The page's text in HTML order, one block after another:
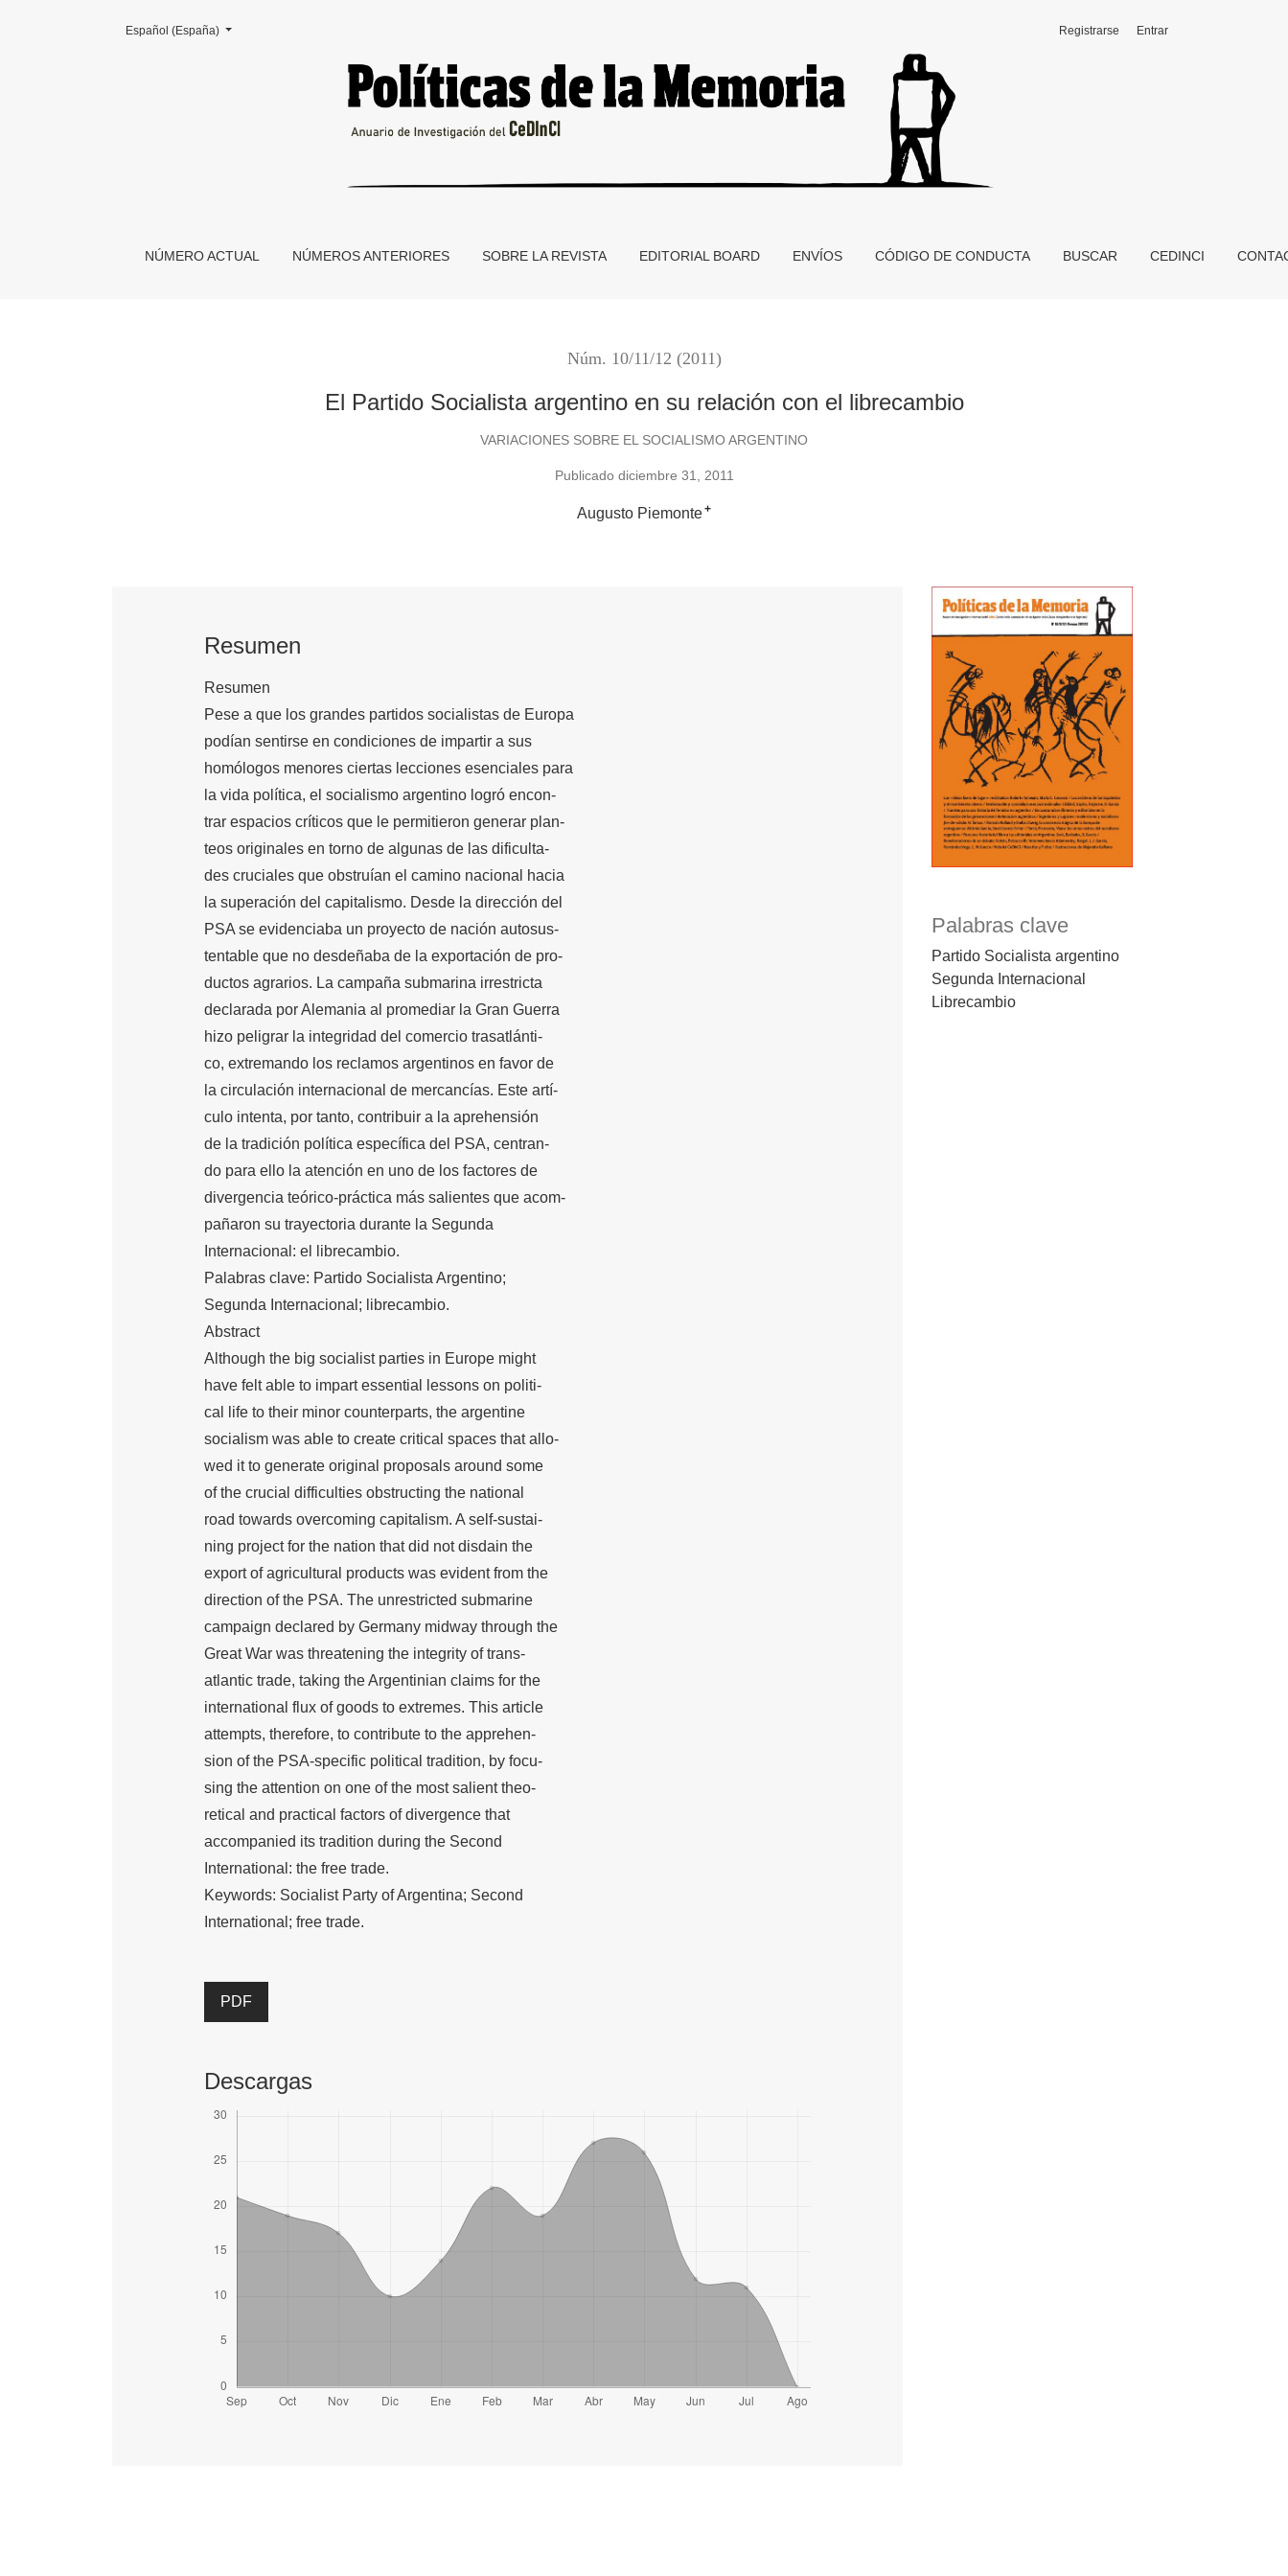
El Partido Socialista argentino en su relación con el librecambio
NÚMERO ACTUAL NÚMEROS ANTERIORES SOBRE LA REVISTA EDITORIAL BOARD ENVÍOS CÓDIGO DE CONDUCTA BUSCAR CEDINCI
Registrarse Entrar
Cambiar el idioma. El actual es:
Español (España)
Núm. 10/11/12 (2011)
El Partido Socialista argentino en su relación con el librecambio
VARIACIONES SOBRE EL SOCIALISMO ARGENTINO
Publicado diciembre 31, 2011
Augusto Piemonte+
Palabras clave
Partido Socialista argentino
Segunda Internacional
Librecambio
Resumen
Resumen
Pese a que los grandes partidos socialistas de Europa
podían sentirse en condiciones de impartir a sus
homólogos menores ciertas lecciones esenciales para
la vida política, el socialismo argentino logró encon-
trar espacios críticos que le permitieron generar plan-
teos originales en torno de algunas de las dificulta-
des cruciales que obstruían el camino nacional hacia
la superación del capitalismo. Desde la dirección del
PSA se evidenciaba un proyecto de nación autosus-
tentable que no desdeñaba de la exportación de pro-
ductos agrarios. La campaña submarina irrestricta
declarada por Alemania al promediar la Gran Guerra
hizo peligrar la integridad del comercio trasatlánti-
co, extremando los reclamos argentinos en favor de
la circulación internacional de mercancías. Este artí-
culo intenta, por tanto, contribuir a la aprehensión
de la tradición política específica del PSA, centran-
do para ello la atención en uno de los factores de
divergencia teórico-práctica más salientes que acom-
pañaron su trayectoria durante la Segunda
Internacional: el librecambio.
Palabras clave: Partido Socialista Argentino;
Segunda Internacional; librecambio.
Abstract
Although the big socialist parties in Europe might
have felt able to impart essential lessons on politi-
cal life to their minor counterparts, the argentine
socialism was able to create critical spaces that allo-
wed it to generate original proposals around some
of the crucial difficulties obstructing the national
road towards overcoming capitalism. A self-sustai-
ning project for the nation that did not disdain the
export of agricultural products was evident from the
direction of the PSA. The unrestricted submarine
campaign declared by Germany midway through the
Great War was threatening the integrity of trans-
atlantic trade, taking the Argentinian claims for the
international flux of goods to extremes. This article
attempts, therefore, to contribute to the apprehen-
sion of the PSA-specific political tradition, by focu-
sing the attention on one of the most salient theo-
retical and practical factors of divergence that
accompanied its tradition during the Second
International: the free trade.
Keywords: Socialist Party of Argentina; Second
International; free trade.
PDF
Descargas